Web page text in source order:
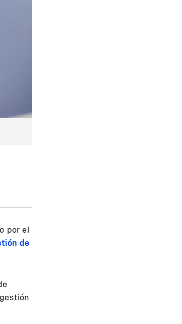
por el
de